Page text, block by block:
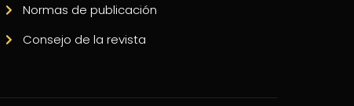
Normas de publicación
Consejo de la revista